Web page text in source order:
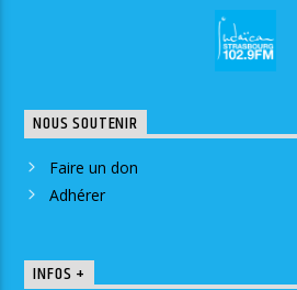
NOUS SOUTENIR
Faire un don
Adhérer
INFOS +